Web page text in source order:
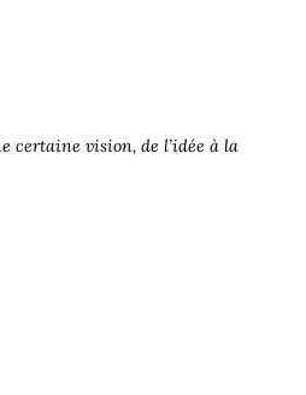
certaine vision, de l’idée à la